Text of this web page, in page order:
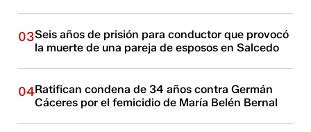
03Seis años de prisión para conductor que provocó
la muerte de una pareja de esposos en Salcedo
04Ratifican condena de 34 años contra Germán
Cáceres por el femicidio de María Belén Bernal